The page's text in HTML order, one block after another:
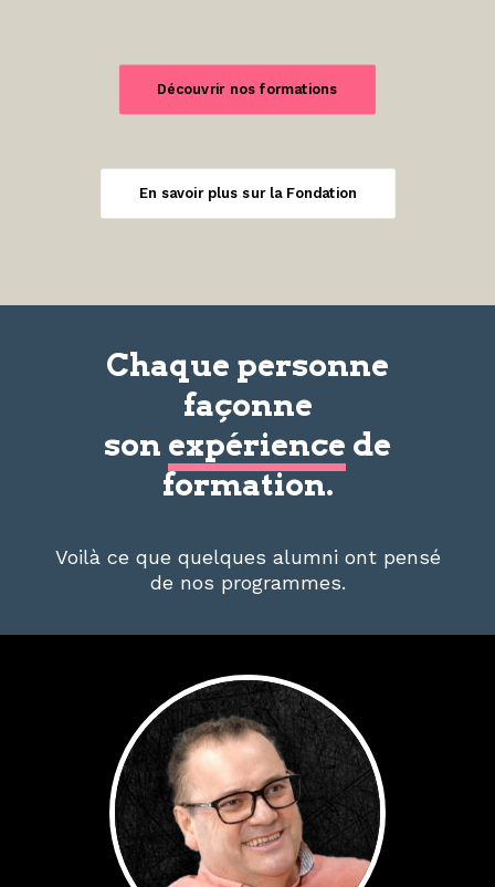
Découvrir nos formations
En savoir plus sur la Fondation
Chaque personne
façonne
son expérience de
formation.
Voilà ce que quelques alumni ont pensé
de nos programmes.